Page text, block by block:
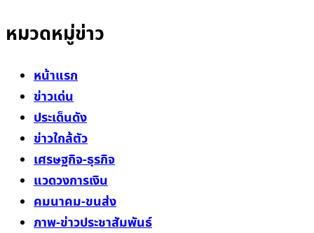
หมวดหมู่ข่าว
หน้าแรก
ข่าวเด่น
ประเด็นดัง
ข่าวใกล้ตัว
เศรษฐกิจ-ธุรกิจ
แวดวงการเงิน
คมนาคม-ขนส่ง
ภาพ-ข่าวประชาสัมพันธ์